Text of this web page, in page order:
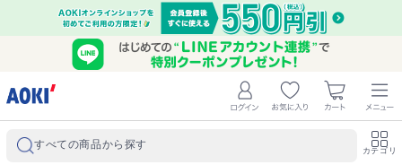
すべての商品から探す カテゴリ